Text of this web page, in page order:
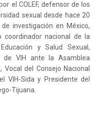
el COLEF, defensor de los
sexual desde hace 20
investigación en México,
coordinador nacional de la
y Salud Sexual,
de VIH ante la Asamblea
Vocal del Consejo Nacional
VIH-Sida y Presidente del
Tijuana.